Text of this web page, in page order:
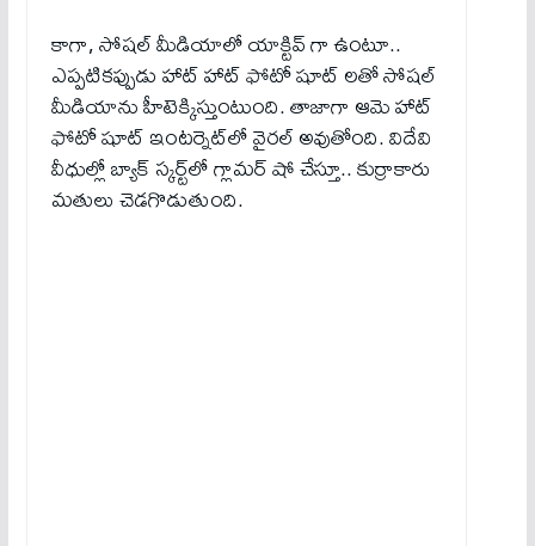
కాగా, సోషల్ మీడియాలో యాక్టివ్ గా ఉంటూ..
ఎప్పటికప్పుడు హాట్ హాట్ ఫోటో షూట్ లతో సోషల్
మీడియాను హీటెక్కిస్తుంటుంది. తాజాగా ఆమె హాట్
ఫోటో షూట్ ఇంటర్నెట్‌లో వైరల్ అవుతోంది. విదేవి
వీధుల్లో బ్యాక్ స్కర్ట్‌లో గ్లామర్ షో చేస్తూ.. కుర్రాకారు
మతులు చెడగొడుతుంది.